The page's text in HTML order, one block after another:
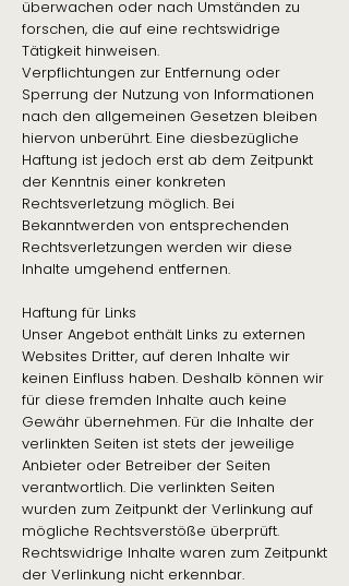
überwachen oder nach Umständen zu
forschen, die auf eine rechtswidrige
Tätigkeit hinweisen.
Verpflichtungen zur Entfernung oder
Sperrung der Nutzung von Informationen
nach den allgemeinen Gesetzen bleiben
hiervon unberührt. Eine diesbezügliche
Haftung ist jedoch erst ab dem Zeitpunkt
der Kenntnis einer konkreten
Rechtsverletzung möglich. Bei
Bekanntwerden von entsprechenden
Rechtsverletzungen werden wir diese
Inhalte umgehend entfernen.
Haftung für Links
Unser Angebot enthält Links zu externen
Websites Dritter, auf deren Inhalte wir
keinen Einfluss haben. Deshalb können wir
für diese fremden Inhalte auch keine
Gewähr übernehmen. Für die Inhalte der
verlinkten Seiten ist stets der jeweilige
Anbieter oder Betreiber der Seiten
verantwortlich. Die verlinkten Seiten
wurden zum Zeitpunkt der Verlinkung auf
mögliche Rechtsverstöße überprüft.
Rechtswidrige Inhalte waren zum Zeitpunkt
der Verlinkung nicht erkennbar.